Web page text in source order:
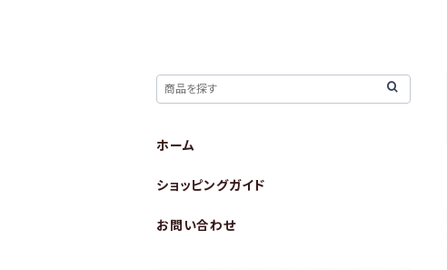
ホーム
ショッピングガイド
お問い合わせ